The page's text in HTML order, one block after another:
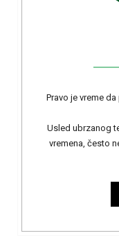
Pravo je vreme
Usled ubrzanog
vremena, često